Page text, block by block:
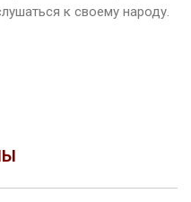
к своему народу.